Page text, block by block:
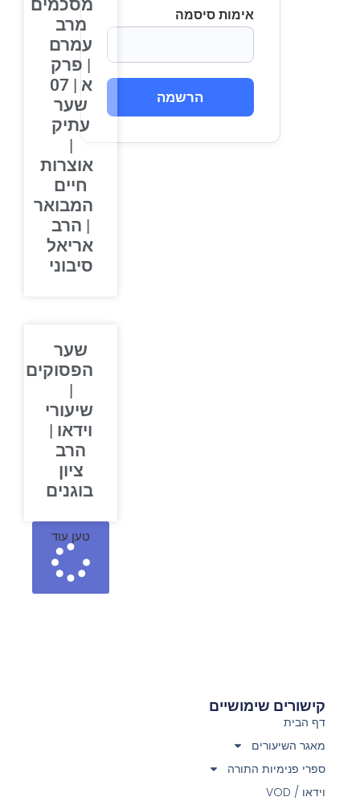
אימות סיסמה
הרשמה
מסכמים
מרב
עמרם
| פרק
א | 07
שער
עתיק
אוצרות
חיים
המבואר
| הרב
אריאל
סיבוני
שער
הפסוקים
שיעורי
וידאו |
הרב
ציון
בוגנים
טען עוד
קישורים שימושיים
דף הבית
מאגר השיעורים
ספרי פנימיות התורה
וידאו / VOD